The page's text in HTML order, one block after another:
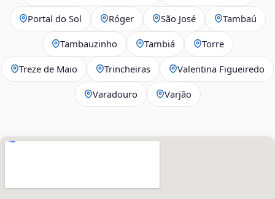
Portal do Sol Róger São José Tambaú
Tambauzinho Tambiá Torre
Treze de Maio Trincheiras Valentina Figueiredo
Varadouro Varjão